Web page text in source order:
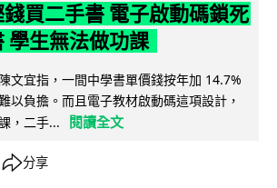
買二手書 電子啟動碼鎖死
學生無法做功課
文宜指，一間中學書單價錢按年加 14.7%
以負擔。而且電子教材啟動碼這項設計，
，二手...
閱讀全文
分享